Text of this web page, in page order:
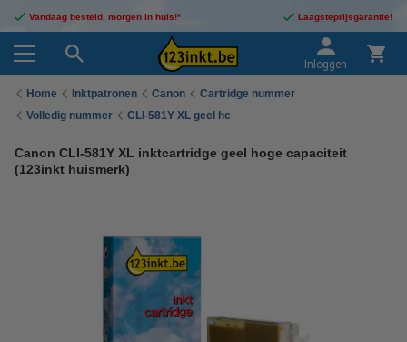
Vandaag besteld, morgen in huis!* Laagsteprijsgarantie!
Inloggen
Home Inktpatronen Canon
Cartridge nummer
Volledig nummer
CLI-581Y XL geel hc
Canon CLI-581Y XL inktcartridge geel hoge capaciteit
(123inkt huismerk)